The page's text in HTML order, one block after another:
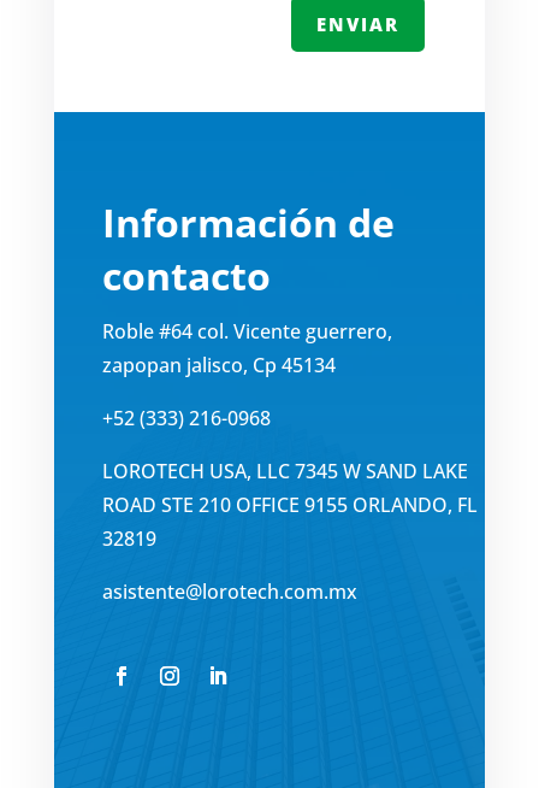
ENVIAR
Información de
contacto
Roble #64 col. Vicente guerrero,
zapopan jalisco, Cp 45134
+52 (333) 216-0968
LOROTECH USA, LLC 7345 W SAND LAKE
ROAD STE 210 OFFICE 9155 ORLANDO, FL
32819
asistente@lorotech.com.mx